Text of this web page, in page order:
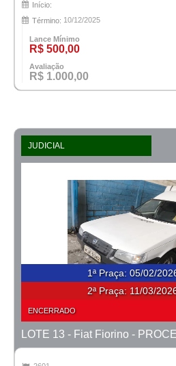
Início:
Término: 10/12/2025
Lance Mínimo
R$ 500,00
Avaliação
R$ 1.000,00
JUDICIAL
1ª Praça: 05/02/
2ª Praça: 11/03/
ENCERRADO